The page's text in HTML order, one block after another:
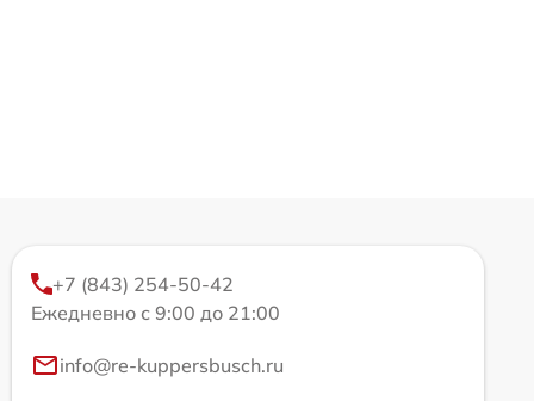
+7 (843) 254-50-42
Ежедневно с 9:00 до 21:00
info@re-kuppersbusch.ru